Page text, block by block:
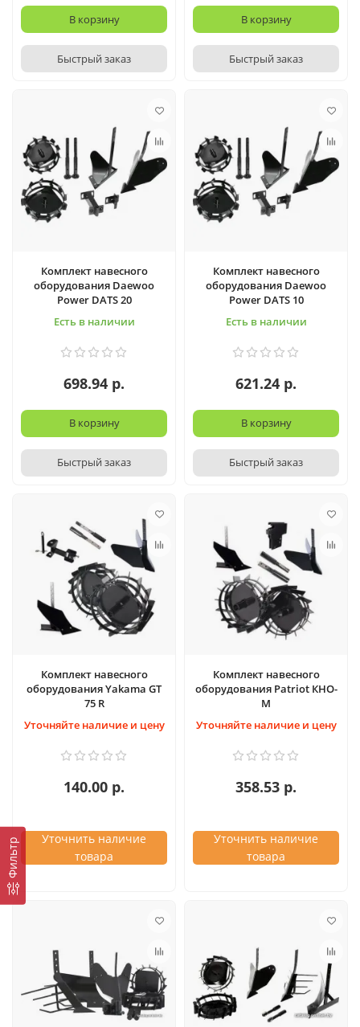
Фильтр
В корзину
Быстрый заказ
В корзину
Быстрый заказ
Комплект навесного
оборудования Daewoo
Power DATS 20
Есть в наличии
698.94 р.
В корзину
Быстрый заказ
Комплект навесного
оборудования Daewoo
Power DATS 10
Есть в наличии
621.24 р.
В корзину
Быстрый заказ
Комплект навесного
оборудования Yakama GT
75 R
Уточняйте наличие и цену
140.00 р.
Уточнить наличие
товара
Комплект навесного
оборудования Patriot КНО-
М
Уточняйте наличие и цену
358.53 р.
Уточнить наличие
товара